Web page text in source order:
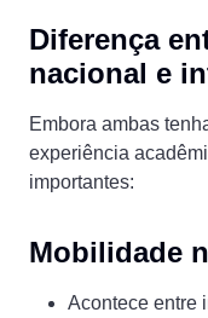
Diferença
nacional e
Embora ambas
experiência
importantes:
Mobilidade
Acontece entre